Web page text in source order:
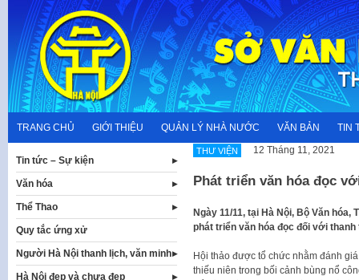
content
TRANG CHỦ GIỚI THIỆU QUẢN LÝ NHÀ NƯỚC VĂN BẢN TIN
THƯ VIỆN 12 Tháng 11, 2021
Phát triển văn hóa đọc
Ngày 11/11, tại Hà Nội, Bộ Văn
phát triển văn hóa đọc đối với
Hội thảo được tổ chức nhằm đánh
thiếu niên trong bối cảnh bùng nổ
Tin tức – Sự kiện
Văn hóa
Thể Thao
Quy tắc ứng xử
Người Hà Nội thanh lịch, văn minh
Hà Nội đẹp và chưa đẹp